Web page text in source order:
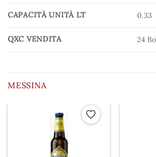
CAPACITÀ UNITÀ LT 0.33
QXC VENDITA 24
MESSINA
Aggiungi ai preferiti